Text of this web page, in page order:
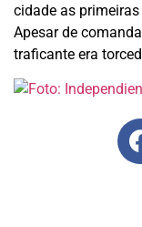
cidade as
Apesar de
traficante era